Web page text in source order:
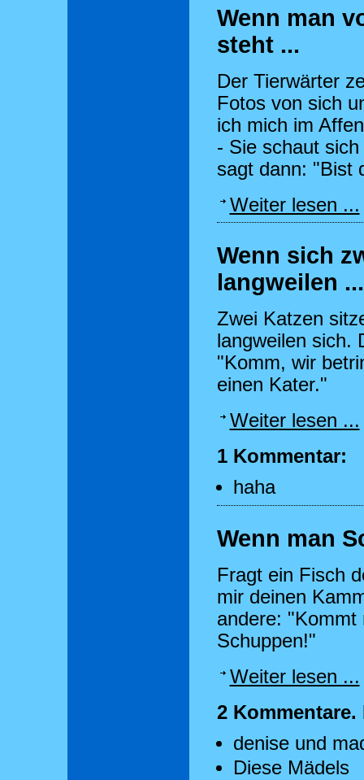
Wenn man
steht ...
Der Tierwärter
Fotos von sich
ich mich im
- Sie schaut
sagt dann: "Bist
Weiter lesen ...
Wenn sich
langweilen ...
Zwei Katzen
langweilen sich.
"Komm, wir
einen Kater."
Weiter lesen ...
1 Kommentar:
haha
Wenn man
Fragt ein Fisch
mir deinen
andere: "Kommt
Schuppen!"
Weiter lesen ...
2
denise und
Diese Mädels